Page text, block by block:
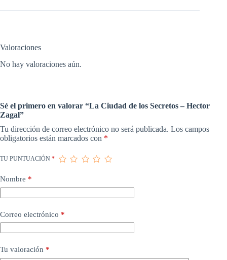
Valoraciones
No hay valoraciones aún.
Sé el primero en valorar “La Ciudad de los Secretos – Hector
Zagal”
Tu dirección de correo electrónico no será publicada. Los campos
obligatorios están marcados con *
TU PUNTUACIÓN *
Nombre *
Correo electrónico *
Tu valoración *